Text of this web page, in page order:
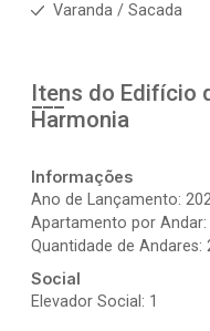
Varanda / Sacada
Itens do Edifício
Harmonia
Informações
Ano de Lançamento:
Apartamento por Andar:
Quantidade de Andares:
Social
Elevador Social: 1